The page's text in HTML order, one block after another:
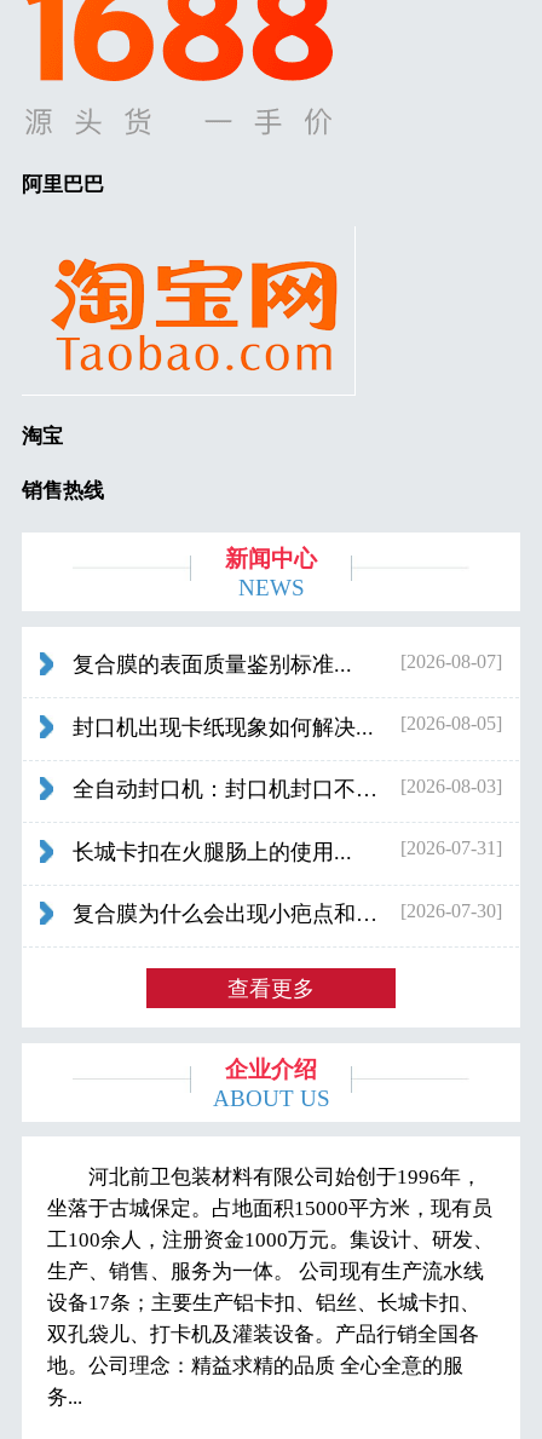
阿里巴巴
淘宝
销售热线
新闻中心
NEWS
复合膜的表面质量鉴别标准... [2026-08-07]
封口机出现卡纸现象如何解决... [2026-08-05]
全自动封口机：封口机封口不好应检查什... [2026-08-03]
长城卡扣在火腿肠上的使用... [2026-07-31]
复合膜为什么会出现小疤点和波浪纹... [2026-07-30]
查看更多
企业介绍
ABOUT US
河北前卫包装材料有限公司始创于1996年，
坐落于古城保定。占地面积15000平方米，现有员
工100余人，注册资金1000万元。集设计、研发、
生产、销售、服务为一体。 公司现有生产流水线
设备17条；主要生产铝卡扣、铝丝、长城卡扣、
双孔袋儿、打卡机及灌装设备。产品行销全国各
地。公司理念：精益求精的品质 全心全意的服
务...